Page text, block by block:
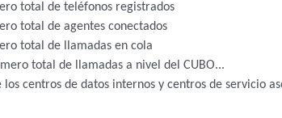
total de teléfonos registrados
total de agentes conectados
total de llamadas en cola
total de llamadas a nivel del CUBO...
los centros de datos internos y centros de servicio